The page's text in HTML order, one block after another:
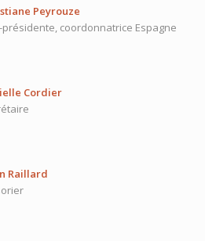
Peyrouze
présidente, coordonnatrice Espagne
Cordier
Raillard